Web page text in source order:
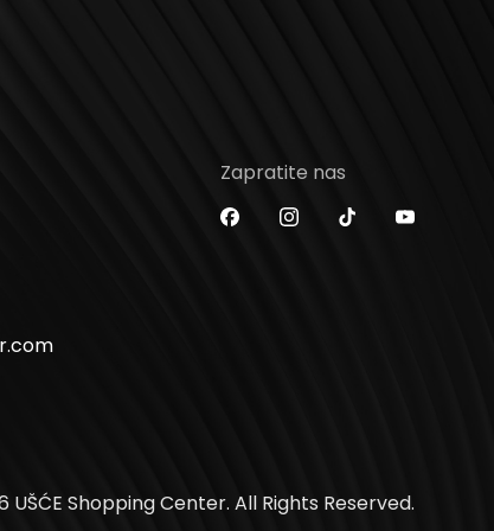
Zapratite nas
Shopping Center. All Rights Reserved.